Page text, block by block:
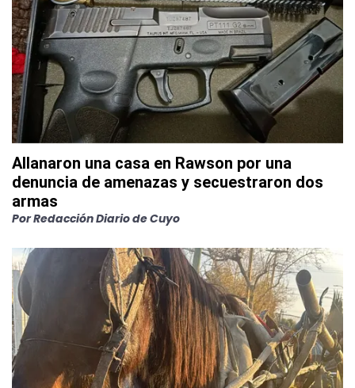
Allanaron una casa en Rawson por una
denuncia de amenazas y secuestraron dos
armas
PorRedacción Diario de Cuyo